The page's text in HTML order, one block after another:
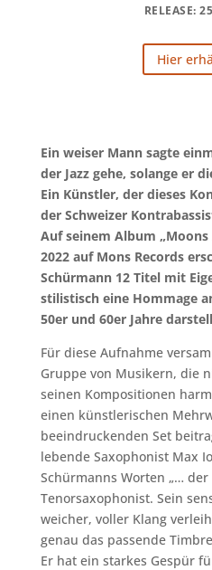
RELEASE:
Hier
Ein weiser Mann sagte
der Jazz gehe, solange er
Ein Künstler, der dieses
der Schweizer
Auf seinem Album „Moons
2022 auf Mons Records
Schürmann 12 Titel mit
stilistisch eine Hommage
50er und 60er Jahre
Für diese Aufnahme
Gruppe von Musikern, die
seinen Kompositionen
einen künstlerischen
beeindruckenden Set
lebende Saxophonist Max
Schürmanns Worten „… der
Tenorsaxophonist. Sein
weicher, voller Klang
genau das passende
Er hat ein starkes Gespür